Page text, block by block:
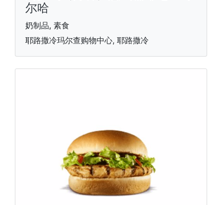
尔哈
奶制品, 素食
耶路撒冷玛尔查购物中心, 耶路撒冷